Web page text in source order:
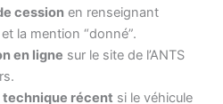
cession en renseignant
la mention “donné”.
en ligne sur le site de l’ANTS
récent si le véhicule